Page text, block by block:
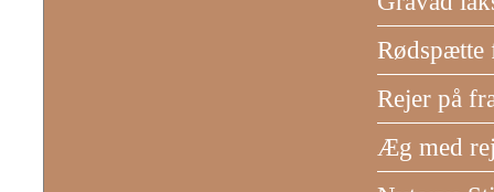
Rødspætte
Rejer på
Æg med